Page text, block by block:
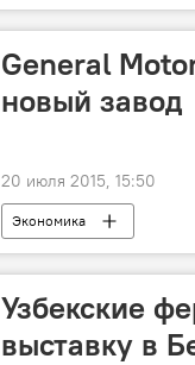
General
новый завод
20 июля 2015, 15:50
Экономика
Узбекские
выставку в